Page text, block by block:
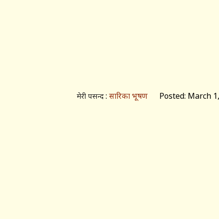
मेरी पसन्द : सारिका भूषण Posted: March